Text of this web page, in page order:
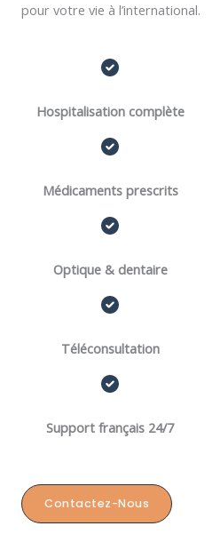
pour votre vie à l’international.
Hospitalisation complète
Médicaments prescrits
Optique & dentaire
Téléconsultation
Support français 24/7
Contactez-Nous